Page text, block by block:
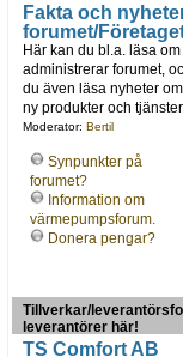
Fakta och
forumet/
Här kan du bl.a. läsa
administrerar forumet,
du även läsa nyheter
ny produkter och
Moderator: Bertil
Synpunkter på
forumet?
Information om
värmepumpsforum.
Donera pengar?
Tillverkar/
leverantörer här!
TS Comfort AB